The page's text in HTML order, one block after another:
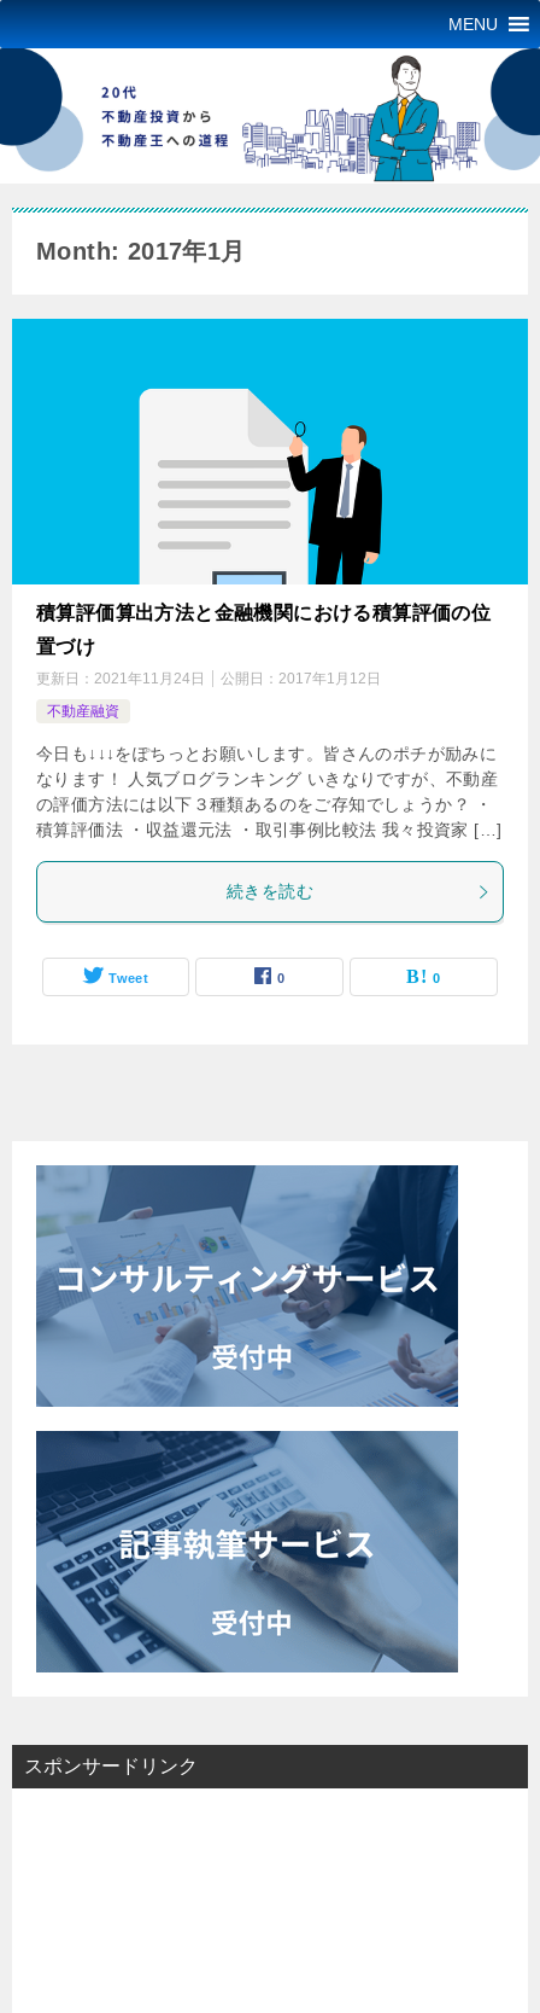
MENU
Month: 2017年1月
積算評価算出方法と金融機関における積算評価の位
置づけ
更新日： 2021年11月24日 公開日： 2017年1月12日
不動産融資
今日も↓↓↓をぽちっとお願いします。皆さんのポチが励みに
なります！ 人気ブログランキング いきなりですが、不動産
の評価方法には以下３種類あるのをご存知でしょうか？ ・
積算評価法 ・収益還元法 ・取引事例比較法 我々投資家 […]
続きを読む
Tweet 0 0
スポンサードリンク